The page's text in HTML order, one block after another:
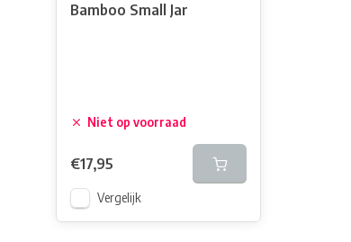
Bamboo Small Jar
Niet op voorraad
€17,95
Vergelijk